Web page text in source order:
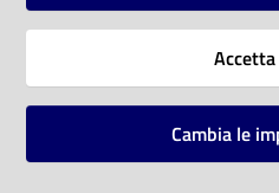
Vai alla pagina
Mappa del sito
Cambia le